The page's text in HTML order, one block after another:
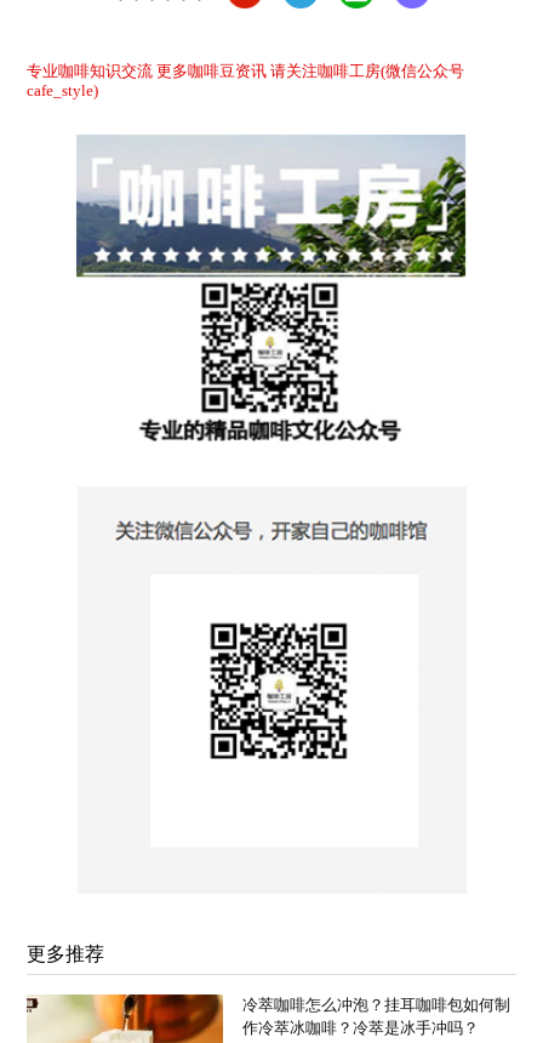
专业咖啡知识交流 更多咖啡豆资讯 请关注咖啡工房(微信公众号
cafe_style)
更多推荐
冷萃咖啡怎么冲泡？挂耳咖啡包如何制
作冷萃冰咖啡？冷萃是冰手冲吗？